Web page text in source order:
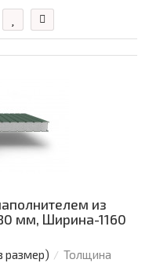
из
мм, Ширина-1160
размер) Толщина